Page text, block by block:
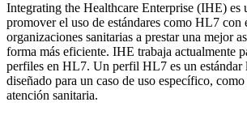
Integrating the Healthcare Enterprise (IHE) es
promover el uso de estándares como HL7 con
organizaciones sanitarias a prestar una mejor
forma más eficiente. IHE trabaja actualmente
perfiles en HL7. Un perfil HL7 es un estándar
diseñado para un caso de uso específico,
atención sanitaria.